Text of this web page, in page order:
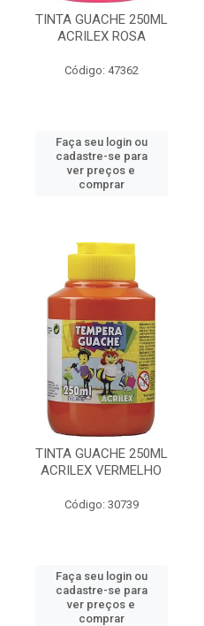
TINTA GUACHE 250ML
ACRILEX ROSA
Código: 47362
Faça seu login ou
cadastre-se para
ver preços e
comprar
TINTA GUACHE 250ML
ACRILEX VERMELHO
Código: 30739
Faça seu login ou
cadastre-se para
ver preços e
comprar